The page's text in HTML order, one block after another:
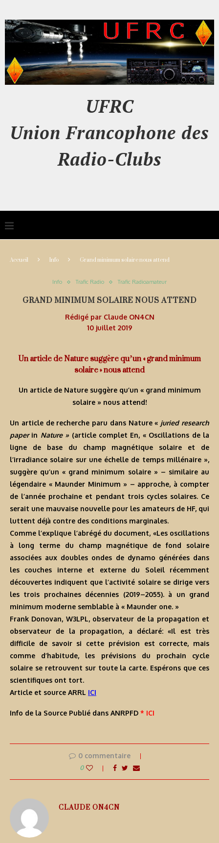
UFRC
Union Francophone des
Radio-Clubs
Accueil Info Grand minimum solaire nous attend
Info Trafic Radio Trafic Radioamateur
GRAND MINIMUM SOLAIRE NOUS ATTEND
Rédigé par Claude ON4CN
10 juillet 2019
Un article de Nature suggère qu’un « grand minimum
solaire » nous attend
Un article de Nature suggère qu’un « grand minimum
solaire » nous attend!
Un article de recherche paru dans Nature « juried research
paperin Nature » (article complet En, « Oscillations de la
ligne de base du champ magnétique solaire et de
l’irradiance solaire sur une échelle de temps millénaire »,
suggère qu’un « grand minimum solaire » – similaire au
légendaire « Maunder Minimum » – approche, à compter
de l’année prochaine et pendant trois cycles solaires. Ce
serait une mauvaise nouvelle pour les amateurs de HF, qui
luttent déjà contre des conditions marginales.
Comme l’explique l’abrégé du document, «Les oscillations
à long terme du champ magnétique de fond solaire
associées aux doubles ondes de dynamo générées dans
les couches interne et externe du Soleil récemment
découvertes indiquent que l’activité solaire se dirige vers
les trois prochaines décennies (2019–2055). à un grand
minimum moderne semblable à « Maunder one. »
Frank Donovan, W3LPL, observateur de la propagation et
observateur de la propagation, a déclaré: «Il est très
difficile de savoir si cette prévision est correcte, mais
comme d’habitude, les prévisions du prochain cycle
solaire se retrouvent sur toute la carte. Espérons que ces
scientifiques ont tort.
Article et source ARRL ICI
Info de la Source Publié dans ANRPFD * ICI
0 commentaire
0
CLAUDE ON4CN